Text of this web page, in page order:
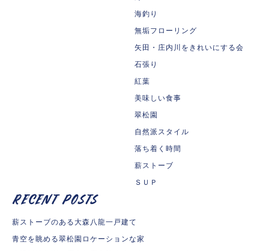
海釣り
無垢フローリング
矢田・庄内川をきれいにする会
石張り
紅葉
美味しい食事
翠松園
自然派スタイル
落ち着く時間
薪ストーブ
ＳＵＰ
薪ストーブのある大森八龍一戸建て
青空を眺める翠松園ロケーションな家